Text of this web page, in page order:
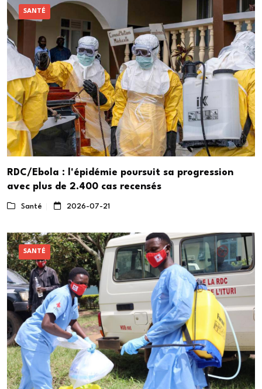
SANTÉ
RDC/Ebola : l'épidémie poursuit sa progression
avec plus de 2.400 cas recensés
Santé 2026-07-21
SANTÉ